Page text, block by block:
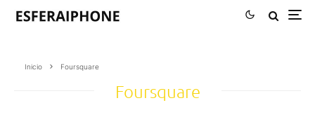
Inicio Foursquare
Foursquare